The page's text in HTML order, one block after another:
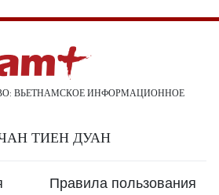
ВЬЕТНАМСКОЕ ИНФОРМАЦИОННОЕ
ЧАН ТИЕН ДУАН
Правила пользования